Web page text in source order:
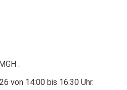
.
von 14:00 bis 16:30 Uhr.